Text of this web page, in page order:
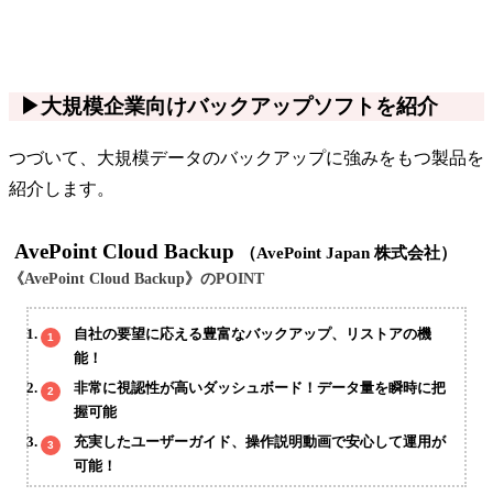
▶大規模企業向けバックアップソフトを紹介
つづいて、大規模データのバックアップに強みをもつ製品を
紹介します。
AvePoint Cloud Backup （AvePoint Japan 株式会社）
《AvePoint Cloud Backup》のPOINT
自社の要望に応える豊富なバックアップ、リストアの機
能！
非常に視認性が高いダッシュボード！データ量を瞬時に把
握可能
充実したユーザーガイド、操作説明動画で安心して運用が
可能！